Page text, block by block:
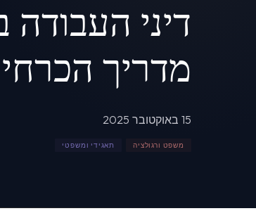
דיני העבודה
מדריך הכרחי
15 באוקטובר 2025
משפט ורגולציה תאגידי ומשפטי